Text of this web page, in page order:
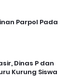
Parpol Pada
Dinas P dan
Kurung Siswa